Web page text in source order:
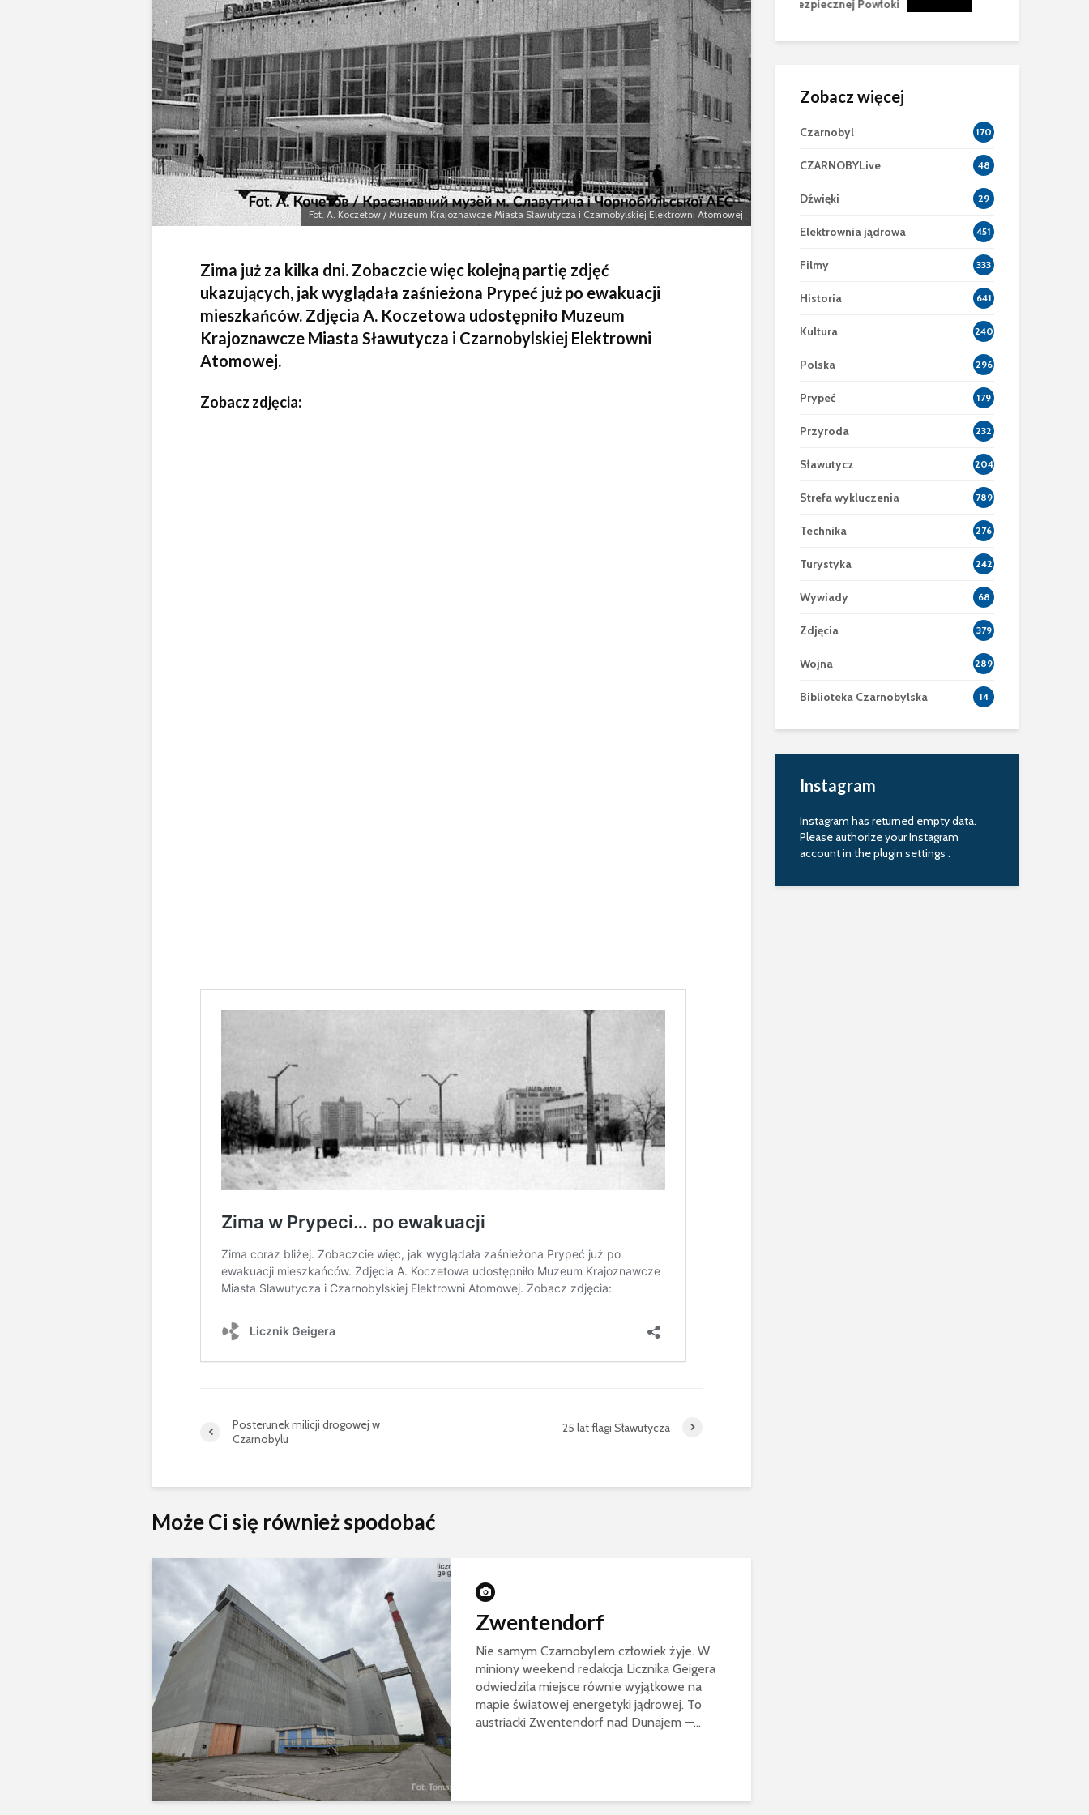
Fot. A. Koczetow / Muzeum Krajoznawcze Miasta Sławutycza i Czarnobylskiej Elektrowni Atomowej
Zima już za kilka dni. Zobaczcie więc kolejną partię zdjęć
ukazujących, jak wyglądała zaśnieżona Prypeć już po ewakuacji
mieszkańców. Zdjęcia A. Koczetowa udostępniło Muzeum
Krajoznawcze Miasta Sławutycza i Czarnobylskiej Elektrowni
Atomowej.
Zobacz zdjęcia:
Posterunek milicji drogowej w
Czarnobylu
25 lat flagi Sławutycza
Może Ci się również spodobać
Zwentendorf
Nie samym Czarnobylem człowiek żyje. W
miniony weekend redakcja Licznika Geigera
odwiedziła miejsce równie wyjątkowe na
mapie światowej energetyki jądrowej. To
austriacki Zwentendorf nad Dunajem —...
Bezpiecznej Powłoki
Zobacz więcej
Czarnobyl 170
CZARNOBYLive 48
Dźwięki 29
Elektrownia jądrowa 451
Filmy 333
Historia 641
Kultura 240
Polska 296
Prypeć 179
Przyroda 232
Sławutycz 204
Strefa wykluczenia 789
Technika 276
Turystyka 242
Wywiady 68
Zdjęcia 379
Wojna 289
Biblioteka Czarnobylska 14
Instagram
Instagram has returned empty data.
Please authorize your Instagram
account in theplugin settings .